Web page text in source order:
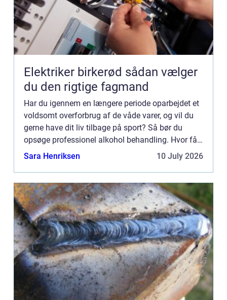
Elektriker birkerød sådan vælger
du den rigtige fagmand
Har du igennem en længere periode oparbejdet et
voldsomt overforbrug af de våde varer, og vil du
gerne have dit liv tilbage på sport? Så bør du
opsøge professionel alkohol behandling. Hvor får
jeg den bedste alkoholbehandling? Hvis du vil
Sara Henriksen 10 July 2026